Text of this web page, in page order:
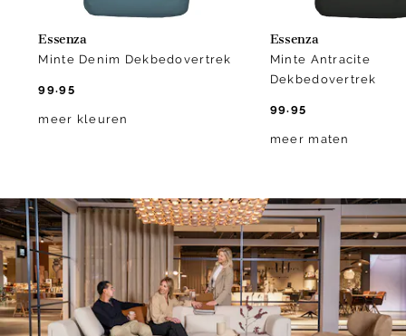
Essenza
Minte Denim Dekbedovertrek
99.95
meer kleuren
Essenza
Minte Antracite
Dekbedovertrek
99.95
meer maten